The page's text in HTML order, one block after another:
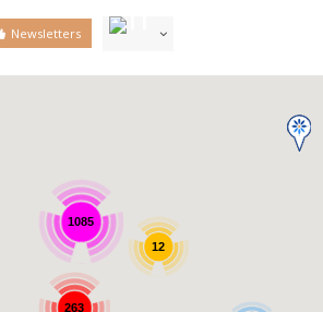
Newsletters
1085
263
12